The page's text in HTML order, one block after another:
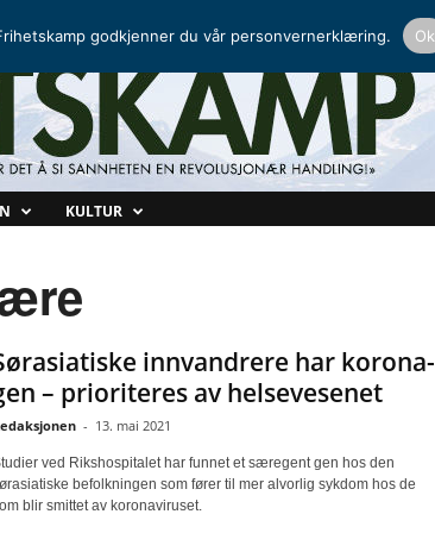
KULTUR
innvandrere har korona-
– prioriteres av helsevesenet
- 13. mai 2021
ved Rikshospitalet har funnet et særegent gen hos den
befolkningen som fører til mer alvorlig sykdom hos de
blir smittet av koronaviruset.
godkjenner du vår personvernerklæring. Ok